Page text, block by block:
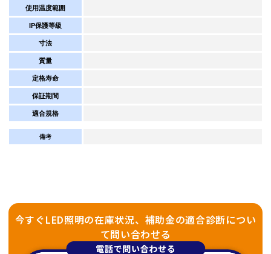
使用温度範囲
IP保護等級
寸法
質量
定格寿命
保証期間
適合規格
備考
今すぐLED照明の在庫状況、補助金の適合診断につい
て問い合わせる